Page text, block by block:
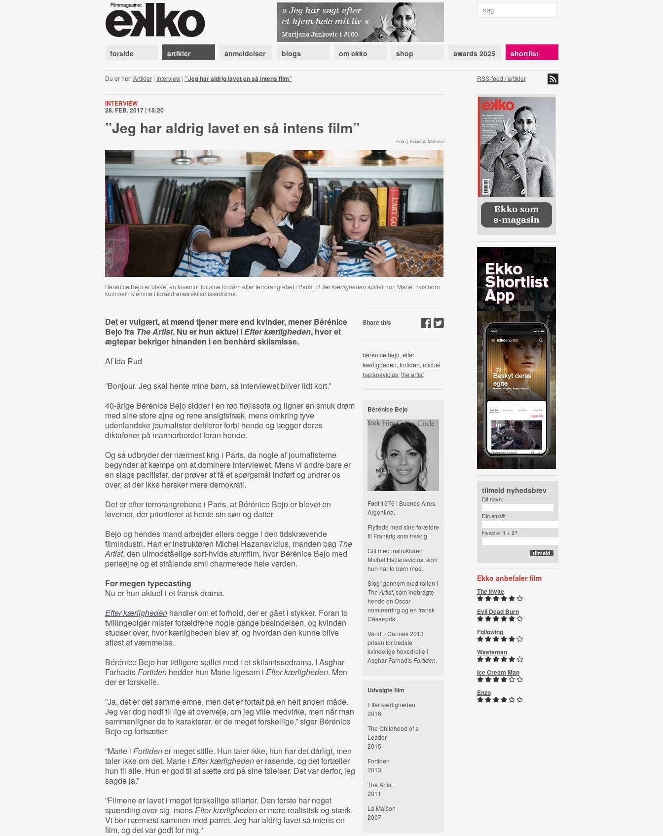
forside artikler anmeldelser blogs om ekko shop awards 2025 shortlist
Du er her:Artikler| Interview| ”Jeg har aldrig lavet en så intens film” RSS-feed / artikler
INTERVIEW
28. FEB. 2017 | 15:20
”Jeg har aldrig lavet en så intens film”
Foto | Fabrizio Maltese
Bérénice Bejo er blevet en løvemor for sine to børn efter terrorangrebet i Paris. IEfter kærlighedenspiller hun Marie, hvis børn
kommer i klemme i forældrenes skilsmissedrama.
Det er vulgært, at mænd tjener mere end kvinder, mener Bérénice
Bejo fra The Artist. Nu er hun aktuel iEfter kærligheden, hvor et
ægtepar bekriger hinanden i en benhård skilsmisse.
Af Ida Rud
”Bonjour. Jeg skal hente mine børn, så interviewet bliver lidt kort.”
40-årige Bérénice Bejo sidder i en rød fløjlssofa og ligner en smuk drøm
med sine store øjne og rene ansigtstræk, mens omkring tyve
udenlandske journalister defilerer forbi hende og lægger deres
diktafoner på marmorbordet foran hende.
Og så udbryder der nærmest krig i Paris, da nogle af journalisterne
begynder at kæmpe om at dominere interviewet. Mens vi andre bare er
en slags pacifister, der prøver at få et spørgsmål indført og undrer os
over, at der ikke hersker mere demokrati.
Det er efter terrorangrebene i Paris, at Bérénice Bejo er blevet en
løvemor, der prioriterer at hente sin søn og datter.
Bejo og hendes mand arbejder ellers begge i den tidskrævende
filmindustri. Han er instruktøren Michel Hazanavicius, manden bag The
Artist, den uimodståelige sort-hvide stumfilm, hvor Bérénice Bejo med
perleøjne og et strålende smil charmerede hele verden.
For megen typecasting
Nu er hun aktuel i et fransk drama.
Efter kærlighedenhandler om et forhold, der er gået i stykker. Foran to
tvillingepiger mister forældrene nogle gange besindelsen, og kvinden
studser over, hvor kærligheden blev af, og hvordan den kunne blive
afløst af væmmelse.
Bérénice Bejo har tidligere spillet med i et skilsmissedrama. I Asghar
FarhadisFortidenhedder hun Marie ligesom i Efter kærligheden. Men
der er forskelle.
”Ja, det er det samme emne, men det er fortalt på en helt anden måde.
Jeg var dog nødt til lige at overveje, om jeg ville medvirke, men når man
sammenligner de to karakterer, er de meget forskellige,” siger Bérénice
Bejo og fortsætter:
”Marie i Fortidener meget stille. Hun taler ikke, hun har det dårligt, men
taler ikke om det. Marie i Efter kærlighedener rasende, og det fortæller
hun til alle. Hun er god til at sætte ord på sine følelser. Det var derfor, jeg
sagde ja.”
”Filmene er lavet i meget forskellige stilarter. Den første har noget
spænding over sig, mensEfter kærlighedener mere realistisk og stærk.
Vi bor nærmest sammen med parret. Jeg har aldrig lavet så intens en
film, og det var godt for mig.”
Share this
bérénice bejo, efter
kærligheden, fortiden, michel
hazanavicius, the artist
Bérénice Bejo
Født 1976 i Buenos Aires,
Argentina.
Flyttede med sine forældre
til Frankrig som treårig.
Gift med instruktøren
Michel Hazanavicius, som
hun har to børn med.
Slog igennem med rollen i
The Artist, som indbragte
hende en Oscar-
nominerring og en fransk
César-pris.
Vandt i Cannes 2013
prisen for bedste
kvindelige hovedrolle i
Asghar FarhadisFortiden.
Udvalgte film
Efter kærligheden
2016
The Childhood of a
Leader
2015
Fortiden
2013
The Artist
2011
La Maison
2007
tilmeld nyhedsbrev
Dit navn:
Din email:
Hvad er 1 + 2?
Ekko anbefaler film
The Invite
Evil Dead Burn
Following
Wasteman
Ice Cream Man
Enzo